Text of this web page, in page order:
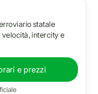
statale
velocità, intercity e
e prezzi